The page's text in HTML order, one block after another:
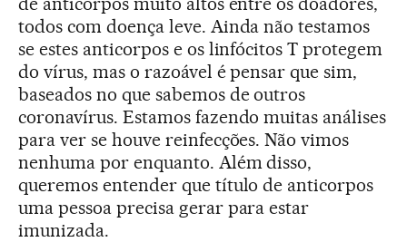
todos com doença leve. Ainda não testamos
se estes anticorpos e os linfócitos T protegem
do vírus, mas o razoável é pensar que sim,
baseados no que sabemos de outros
coronavírus. Estamos fazendo muitas análises
para ver se houve reinfecções. Não vimos
nenhuma por enquanto. Além disso,
queremos entender que título de anticorpos
uma pessoa precisa gerar para estar
imunizada.